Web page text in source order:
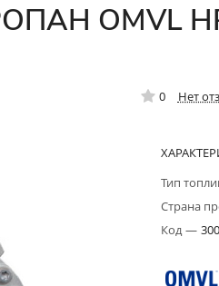
OMVL
0 Нет
Тип
Страна
Код—